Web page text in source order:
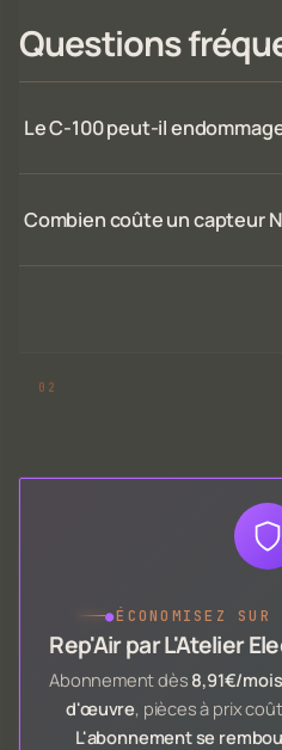
Questions
Le C-100 peut-il
Combien coûte un capteur
●ÉCONOMISEZ SUR
Rep'Air par L'Atelier
Abonnement dès 8,91€/mois
d'œuvre, pièces à prix
L'abonnement se